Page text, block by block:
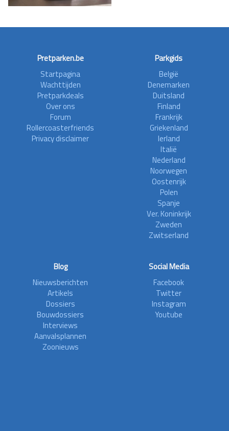
Pretparken.be
Startpagina
Wachttijden
Pretparkdeals
Over ons
Forum
Rollercoasterfriends
Privacy disclaimer
Parkgids
België
Denemarken
Duitsland
Finland
Frankrijk
Griekenland
Ierland
Italië
Nederland
Noorwegen
Oostenrijk
Polen
Spanje
Ver. Koninkrijk
Zweden
Zwitserland
Blog
Nieuwsberichten
Artikels
Dossiers
Bouwdossiers
Interviews
Aanvalsplannen
Zoonieuws
Social Media
Facebook
Twitter
Instagram
Youtube